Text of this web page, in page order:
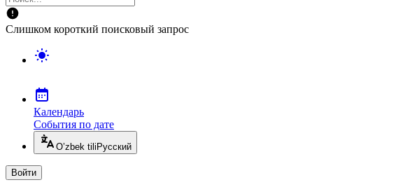
Слишком короткий поисковый запрос
Календарь
События по дате
O’zbek tili Русский
Войти